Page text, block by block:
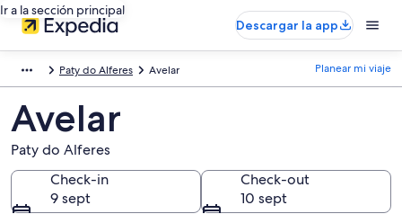
Ir a la sección principal
Descargar la app
Paty do Alferes Avelar Planear mi viaje
Avelar
Paty do Alferes
Check-in
9 sept
Check-out
10 sept